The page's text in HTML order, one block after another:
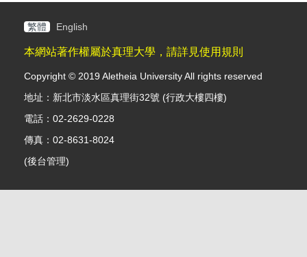
繁體 English
本網站著作權屬於真理大學，請詳見使用規則
Copyright © 2019 Aletheia University All rights reserved
地址：新北市淡水區真理街32號 (行政大樓四樓)
電話：02-2629-0228
傳真：02-8631-8024
(後台管理)